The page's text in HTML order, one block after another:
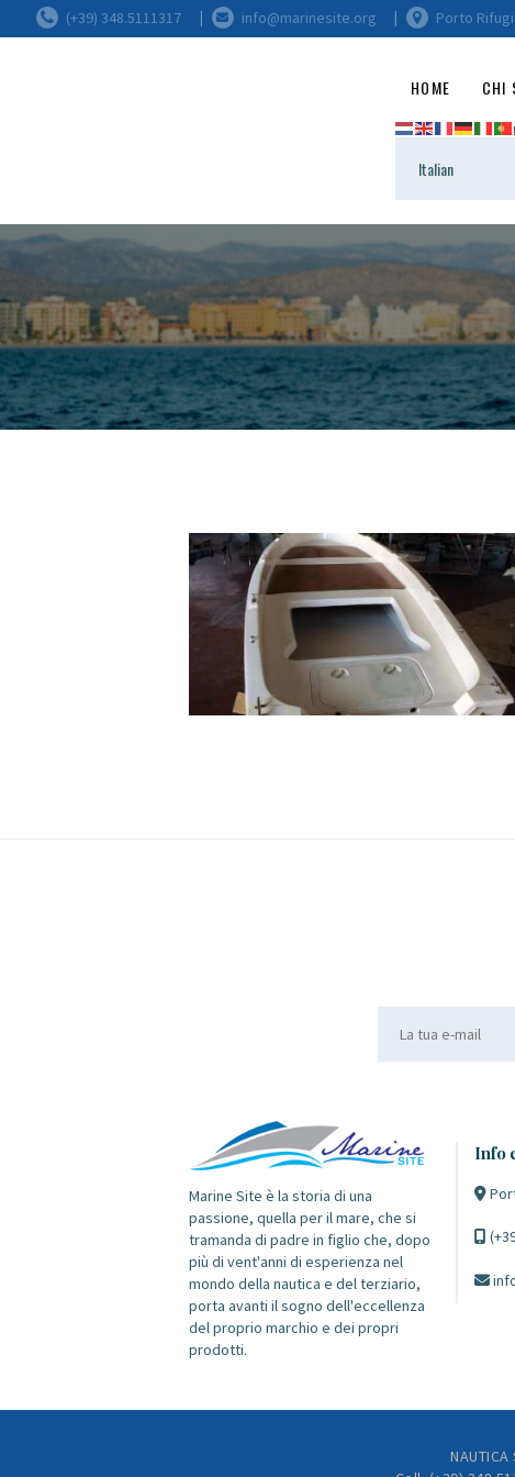
(+39) 348.5111317 info@marinesite.org Porto
HOME CHI
Marine Site è la storia di una
passione, quella per il mare, che si
tramanda di padre in figlio che, dopo
più di vent'anni di esperienza nel
mondo della nautica e del terziario,
porta avanti il sogno dell'eccellenza
del proprio marchio e dei propri
prodotti.
Info